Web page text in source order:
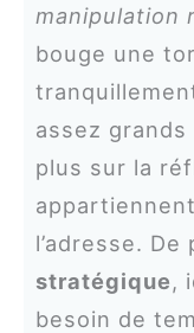
manipulation
bouge une
assez
plus sur la
l’adresse. De
stratégique,
besoin de